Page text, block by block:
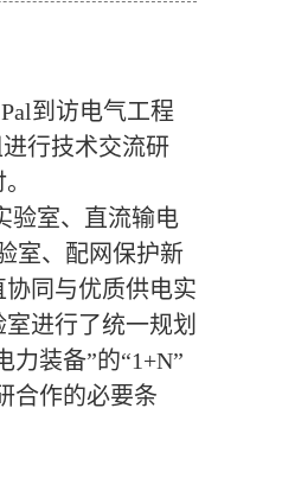
到访电气工程
行技术交流研
验室、直流输电
室、配网保护新
同与优质供电实
进行了统一规划
装备”的“1+N”
合作的必要条